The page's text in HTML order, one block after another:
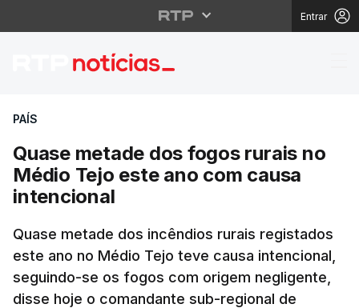
Entrar
Quase metade dos
PAÍS
Quase metade dos fogos rurais no
Médio Tejo este ano com causa
intencional
Quase metade dos incêndios rurais registados
este ano no Médio Tejo teve causa intencional,
seguindo-se os fogos com origem negligente,
disse hoje o comandante sub-regional de